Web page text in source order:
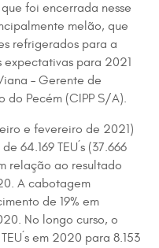
foi encerrada nesse
melão, que
refrigerados para a
expectativas para 2021
– Gerente de
do Pecém (CIPP S/A).
e fevereiro de 2021)
64.169 TEU´s (37.666
relação ao resultado
A cabotagem
de 19% em
No longo curso, o
em 2020 para 8.153